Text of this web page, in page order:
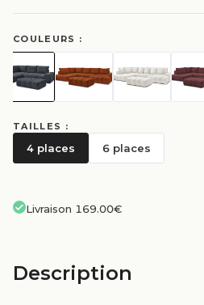
COULEURS :
TAILLES :
4 places 6 places
Livraison 169.00€
Description